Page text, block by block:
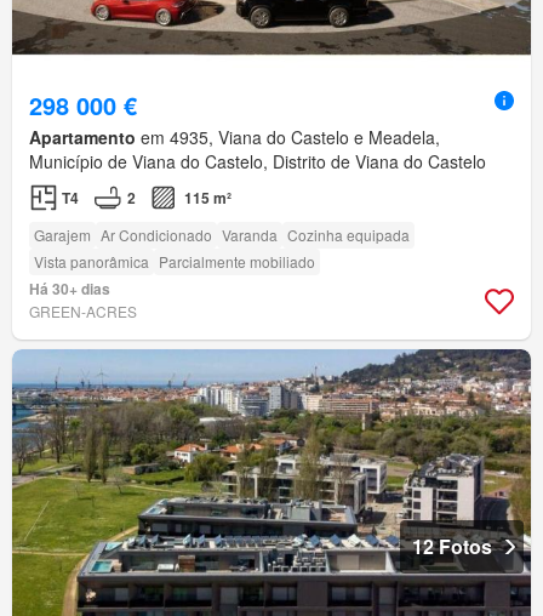
298 000 €
Apartamento em 4935, Viana do Castelo e Meadela,
Município de Viana do Castelo, Distrito de Viana do Castelo
T4 2 115 m²
Garajem Ar Condicionado Varanda Cozinha equipada
Vista panorâmica Parcialmente mobiliado
Há 30+ dias
GREEN-ACRES
12 Fotos